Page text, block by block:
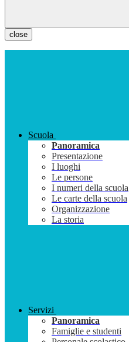
close
Scuola
Panoramica
Presentazione
I luoghi
Le persone
I numeri della scuola
Le carte della scuola
Organizzazione
La storia
Servizi
Panoramica
Famiglie e studenti